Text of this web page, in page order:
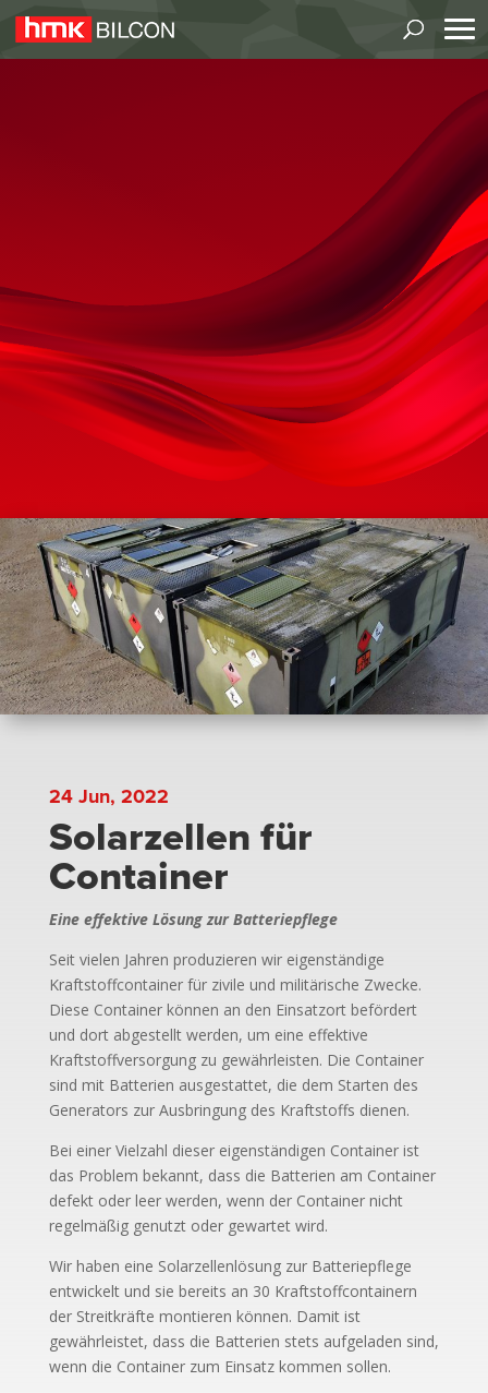
24 Jun, 2022
Solarzellen für
Container
Eine effektive Lösung zur Batteriepflege
Seit vielen Jahren produzieren wir eigenständige
Kraftstoffcontainer für zivile und militärische Zwecke.
Diese Container können an den Einsatzort befördert
und dort abgestellt werden, um eine effektive
Kraftstoffversorgung zu gewährleisten. Die Container
sind mit Batterien ausgestattet, die dem Starten des
Generators zur Ausbringung des Kraftstoffs dienen.
Bei einer Vielzahl dieser eigenständigen Container ist
das Problem bekannt, dass die Batterien am Container
defekt oder leer werden, wenn der Container nicht
regelmäßig genutzt oder gewartet wird.
Wir haben eine Solarzellenlösung zur Batteriepflege
entwickelt und sie bereits an 30 Kraftstoffcontainern
der Streitkräfte montieren können. Damit ist
gewährleistet, dass die Batterien stets aufgeladen sind,
wenn die Container zum Einsatz kommen sollen.